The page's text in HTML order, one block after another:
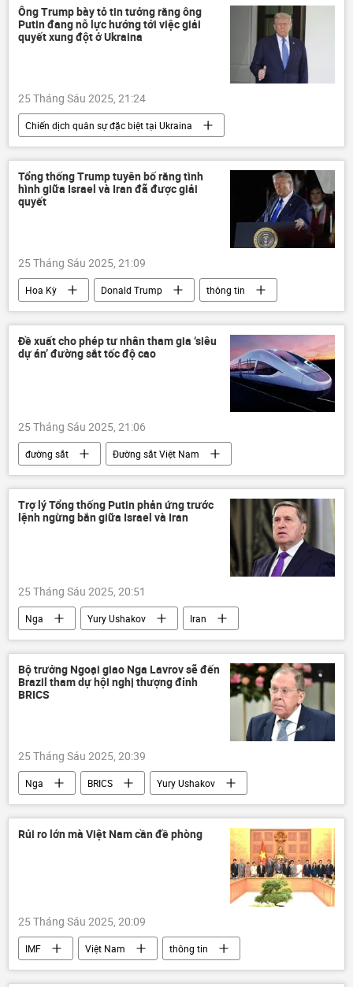
Hoa Kỳ
thông tin
Thế giới
Chính trị
phương Tây
Ông Trump bày tỏ tin tưởng rằng ông
Putin đang nỗ lực hướng tới việc giải
quyết xung đột ở Ukraina
25 Tháng Sáu 2025, 21:24
Chiến dịch quân sự đặc biệt tại Ukraina
Nga
Vladimir Putin
Ukraina
Cuộc khủng hoảng ở Ukraina
Donald Trump
Hoa Kỳ
phương Tây
Tổng thống Trump tuyên bố rằng tình
hình giữa Israel và Iran đã được giải
quyết
25 Tháng Sáu 2025, 21:09
Hoa Kỳ Donald Trump
thông tin
Iran
Leo thang căng thẳng giữa Israel và Iran
Israel
Thế giới
Đề xuất cho phép tư nhân tham gia ‘siêu
dự án’ đường sắt tốc độ cao
25 Tháng Sáu 2025, 21:06
đường sắt
Đường sắt Việt Nam
Quốc hội Việt Nam
Việt Nam
thông tin
Kinh tế Thaco
Trợ lý Tổng thống Putin phản ứng trước
lệnh ngừng bắn giữa Israel và Iran
25 Tháng Sáu 2025, 20:51
Nga Yury Ushakov
Iran
Leo thang căng thẳng giữa Israel và Iran
Israel
thông tin
Thế giới
xung đột quân sự
Lệnh ngừng bắn
Bộ trưởng Ngoại giao Nga Lavrov sẽ đến
Brazil tham dự hội nghị thượng đỉnh
BRICS
25 Tháng Sáu 2025, 20:39
Nga BRICS
Yury Ushakov
Brazil
thông tin
Thế giới
Chính trị
Vladimir Putin
Rủi ro lớn mà Việt Nam cần đề phòng
25 Tháng Sáu 2025, 20:09
IMF Việt Nam
thông tin
Kinh tế
Thế giới Chính trị